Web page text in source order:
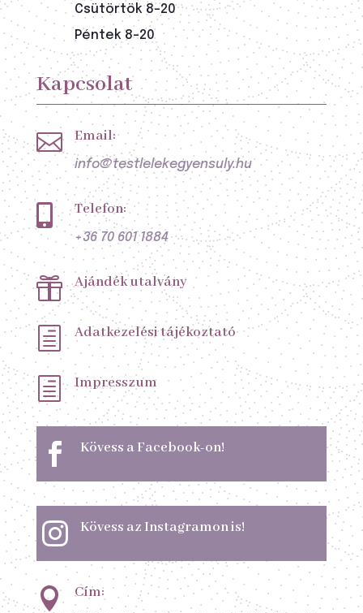
Csütörtök 8-20
Péntek 8-20
Kapcsolat
 Email:
info@testlelekegyensuly.hu
 Telefon:
+36 70 601 1884
 Ajándék utalvány
h Adatkezelési tájékoztató
h Impresszum
 Kövess a Facebook-on!
 Kövess az Instagramon is!
 Cím: